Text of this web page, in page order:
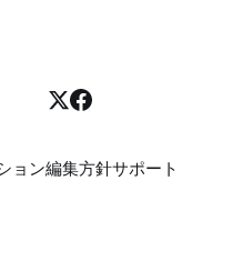
ョン編集方針サポート